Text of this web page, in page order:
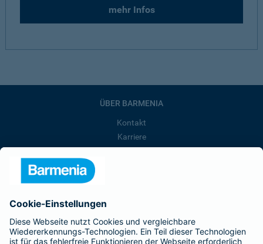
mehr Infos
ÜBER BARMENIA
Kontakt
Karriere
Barmenia ist Teil der BarmeniaGothaer
BELIEBTE SEITEN